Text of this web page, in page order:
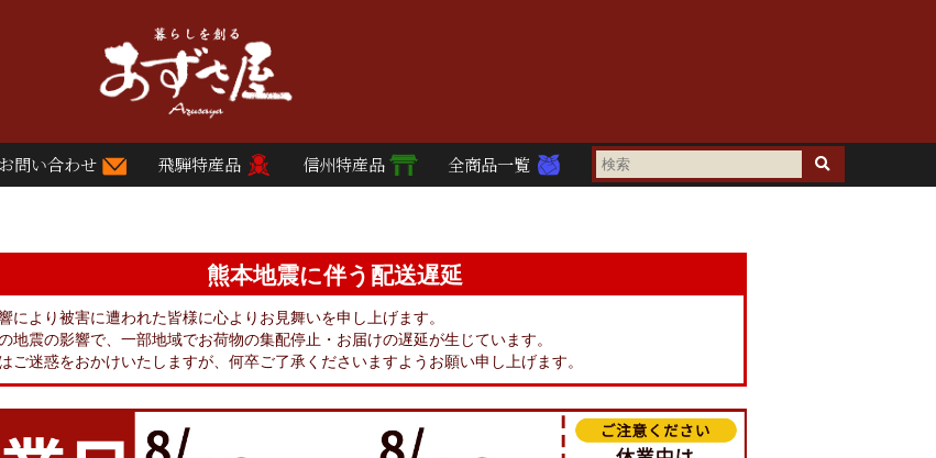
お問い合わせ 飛騨特産品 信州特産品 全商品一覧
熊本地震に伴う配送遅延
により被害に遭われた皆様に心よりお見舞いを申し上げます。
地震の影響で、一部地域でお荷物の集配停止・お届けの遅延が生じています。
ご迷惑をおかけいたしますが、何卒ご了承くださいますようお願い申し上げます。